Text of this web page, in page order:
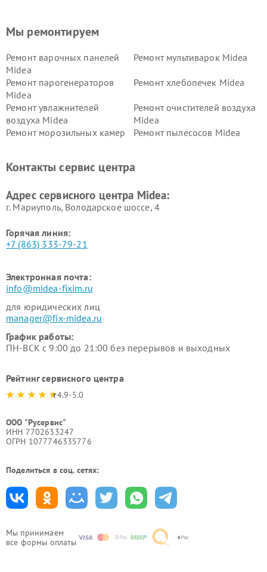
Мы принимаем
все формы оплаты
Мы ремонтируем
Ремонт варочных панелей
Midea
Ремонт мультиварок Midea
Ремонт парогенераторов
Midea
Ремонт хлебопечек Midea
Ремонт увлажнителей
воздуха Midea
Ремонт очистителей воздуха
Midea
Ремонт морозильных камер
Ремонт пылесосов Midea
пылесосов Midea
Midea
Контакты сервис центра
Адрес сервисного центра Midea:
г. Мариуполь, Володарское шоссе, 4
Горячая линия:
+7 (863) 333-79-21
Электронная почта:
info@midea-fixim.ru
для юридических лиц
manager@fix-midea.ru
График работы:
ПН-ВСК с 9:00 до 21:00 без перерывов и выходных
Рейтинг сервисного центра
4.9-5.0
ООО "Русервис"
ИНН 7702633247
ОГРН 1077746335776
Поделиться в соц. сетях: